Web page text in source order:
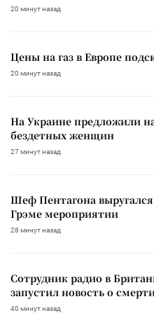
20 минут назад
Цены на газ в Европе
20 минут назад
На Украине предложили
бездетных женщин
27 минут назад
Шеф Пентагона
Грэме мероприятии
28 минут назад
Сотрудник радио в
запустил новость о
40 минут назад